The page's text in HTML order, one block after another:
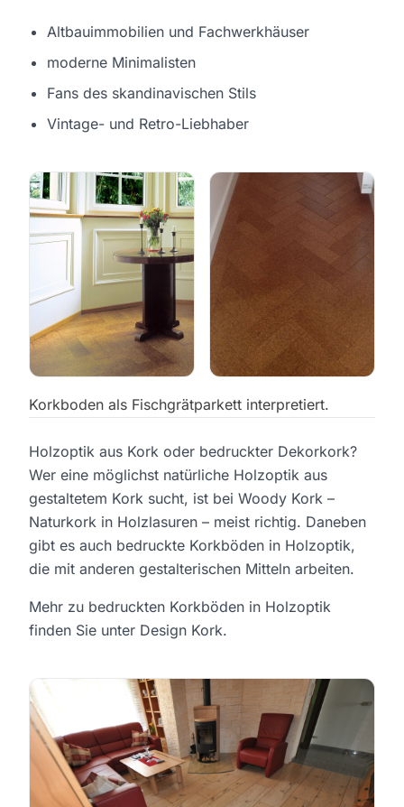
Altbauimmobilien und Fachwerkhäuser
moderne Minimalisten
Fans des skandinavischen Stils
Vintage- und Retro-Liebhaber
Korkboden als Fischgrätparkett interpretiert.
Holzoptik aus Kork oder bedruckter Dekorkork?
Wer eine möglichst natürliche Holzoptik aus
gestaltetem Kork sucht, ist bei Woody Kork –
Naturkork in Holzlasuren – meist richtig. Daneben
gibt es auch bedruckte Korkböden in Holzoptik,
die mit anderen gestalterischen Mitteln arbeiten.
Mehr zu bedruckten Korkböden in Holzoptik
finden Sie unter Design Kork.